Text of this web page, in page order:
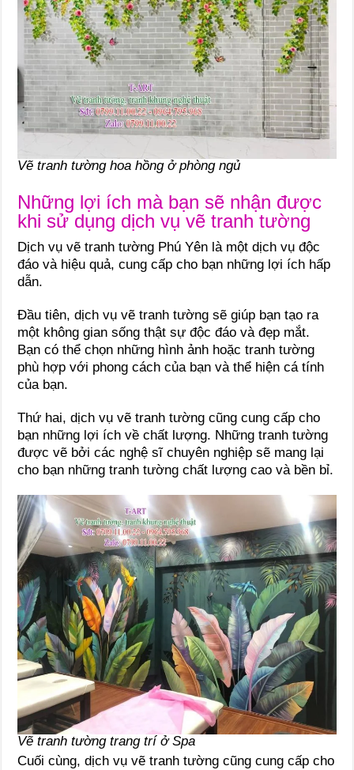
Vẽ tranh tường hoa hồng ở phòng ngủ
Những lợi ích mà bạn sẽ nhận được
khi sử dụng dịch vụ vẽ tranh tường
Dịch vụ vẽ tranh tường Phú Yên là một dịch vụ độc
đáo và hiệu quả, cung cấp cho bạn những lợi ích hấp
dẫn.
Đầu tiên, dịch vụ vẽ tranh tường sẽ giúp bạn tạo ra
một không gian sống thật sự độc đáo và đẹp mắt.
Bạn có thể chọn những hình ảnh hoặc tranh tường
phù hợp với phong cách của bạn và thể hiện cá tính
của bạn.
Thứ hai, dịch vụ vẽ tranh tường cũng cung cấp cho
bạn những lợi ích về chất lượng. Những tranh tường
được vẽ bởi các nghệ sĩ chuyên nghiệp sẽ mang lại
cho bạn những tranh tường chất lượng cao và bền bỉ.
Vẽ tranh tường trang trí ở Spa
Cuối cùng, dịch vụ vẽ tranh tường cũng cung cấp cho